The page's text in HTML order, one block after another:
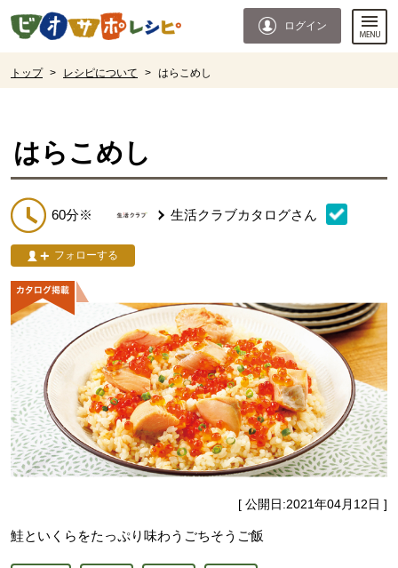
ページの先頭です。
ログイン
トップ > レシピについて > はらこめし
はらこめし
60分※ 生活クラブカタログさん
フォローする
[ 公開日:2021年04月12日 ]
鮭といくらをたっぷり味わうごちそうご飯